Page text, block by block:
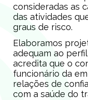
consideradas as
das atividades
graus de risco.
Elaboramos
adequam ao
acredita que o
funcionário da
relações de
com a saúde do